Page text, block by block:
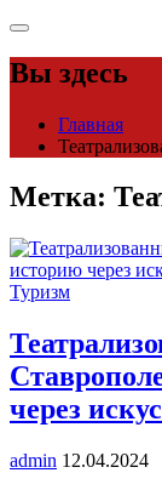
Вы здесь
Главная
Метка:
Туризм
через
admin 12.04.2024